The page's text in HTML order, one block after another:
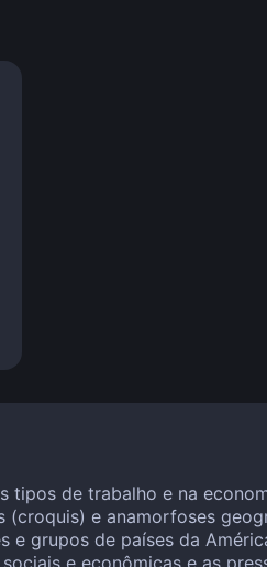
tipos de trabalho e na
(croquis) e anamorfoses
e grupos de países da